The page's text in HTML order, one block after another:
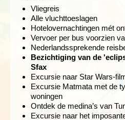
Heilige stad en oase
Dag 3 Kairouan - Tozeur
Vliegreis
Alle vluchttoeslagen
Hotelovernachtingen mét
Vervoer per bus voorzien
Nederlandssprekende
Bezichtiging van de
Sfax
Excursie naar Star Wars-
Excursie Matmata met de
woningen
Ontdek de medina’s van
Excursie naar het